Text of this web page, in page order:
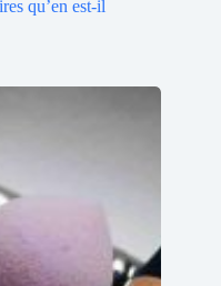
qu’en est-il